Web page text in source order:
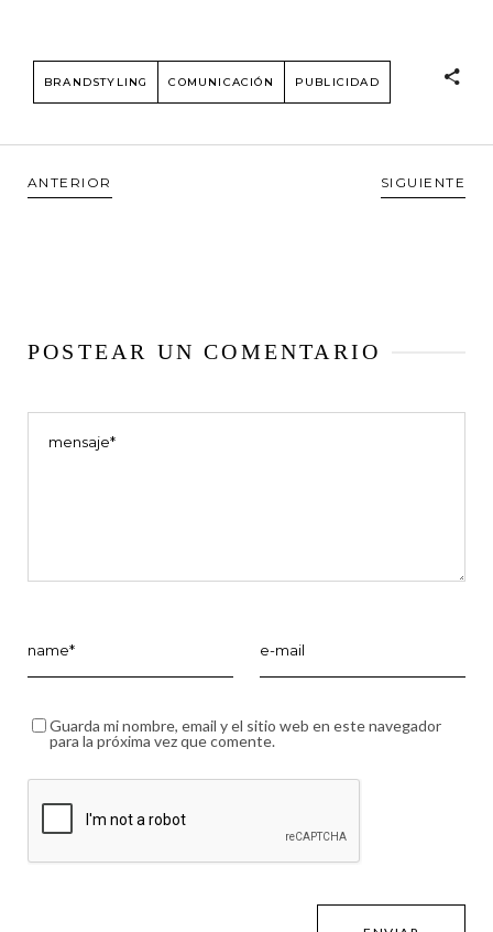
BRANDSTYLING COMUNICACIÓN PUBLICIDAD
ANTERIOR SIGUIENTE
POSTEAR UN COMENTARIO
Guarda mi nombre, email y el sitio web en este navegador
para la próxima vez que comente.